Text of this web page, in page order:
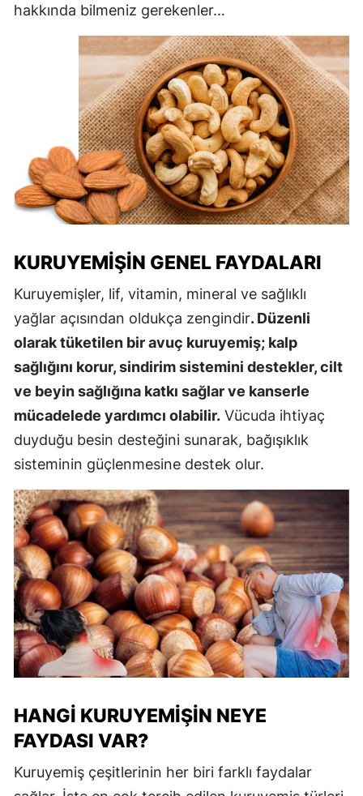
hakkında bilmeniz gerekenler…
KURUYEMIŞIN GENEL FAYDALARI
Kuruyemişler, lif, vitamin, mineral ve sağlıklı
yağlar açısından oldukça zengindir. Düzenli
olarak tüketilen bir avuç kuruyemiş; kalp
sağlığını korur, sindirim sistemini destekler, cilt
ve beyin sağlığına katkı sağlar ve kanserle
mücadelede yardımcı olabilir. Vücuda ihtiyaç
duyduğu besin desteğini sunarak, bağışıklık
sisteminin güçlenmesine destek olur.
HANGI KURUYEMIŞIN NEYE
FAYDASI VAR?
Kuruyemiş çeşitlerinin her biri farklı faydalar